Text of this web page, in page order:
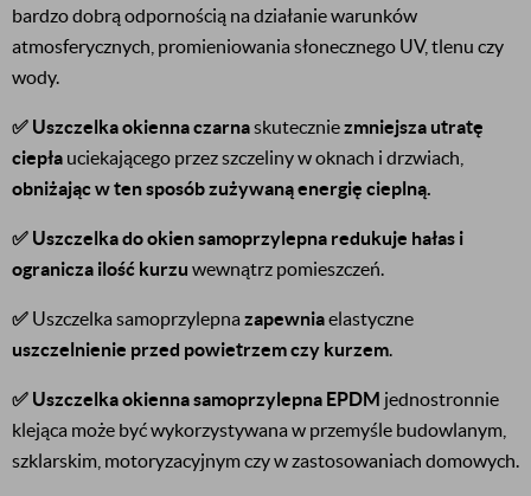
bardzo dobrą odpornością na działanie warunków
atmosferycznych, promieniowania słonecznego UV, tlenu czy
wody.
✅ Uszczelka okienna czarnaskuteczniezmniejsza utratę
ciepła uciekającego przez szczeliny w oknach i drzwiach,
obniżając w ten sposób zużywaną energię cieplną.
✅ Uszczelka do okien samoprzylepna redukuje hałas i
ogranicza ilość kurzu wewnątrz pomieszczeń.
✅ Uszczelka samoprzylepna zapewniaelastyczne
uszczelnienie przed powietrzem czy kurzem.
✅ Uszczelka okienna samoprzylepna EPDM jednostronnie
klejąca może być wykorzystywana w przemyśle budowlanym,
szklarskim, motoryzacyjnym czy w zastosowaniach domowych.